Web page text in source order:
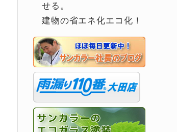
せる。
建物の省エネ化エコ化！